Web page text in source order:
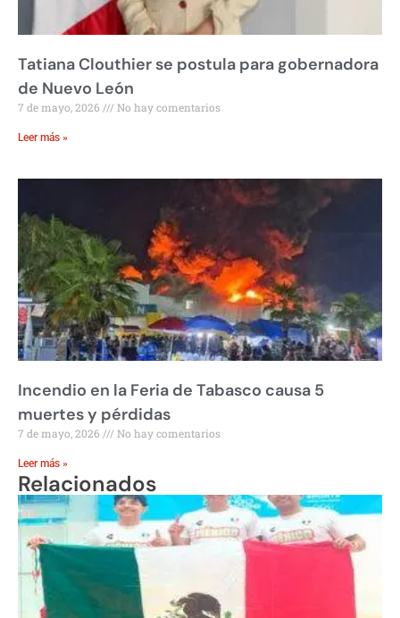
Tatiana Clouthier se postula para gobernadora
de Nuevo León
7 de mayo, 2026 No hay comentarios
Leer más »
Incendio en la Feria de Tabasco causa 5
muertes y pérdidas
7 de mayo, 2026 No hay comentarios
Leer más »
Relacionados